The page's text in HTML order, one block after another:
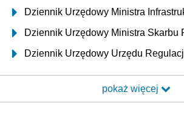
Dziennik Urzędowy Ministra
Dziennik Urzędowy Ministra Skarbu
Dziennik Urzędowy Urzędu
Dziennik Urzędowy Ministra
pokaż więcej